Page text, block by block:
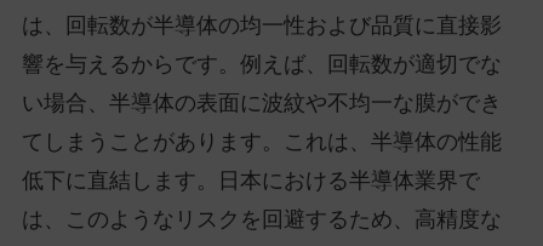
は、回転数が半導体の均一性および品質に直接影
響を与えるからです。例えば、回転数が適切でな
い場合、半導体の表面に波紋や不均一な膜ができ
てしまうことがあります。これは、半導体の性能
低下に直結します。日本における半導体業界で
は、このようなリスクを回避するため、高精度な